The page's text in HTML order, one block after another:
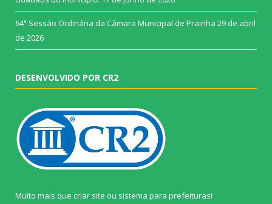
64ª Sessão Ordinária da Câmara Municipal de Prainha 29 de abril
de 2026
DESENVOLVIDO POR CR2
Muito mais que criar site ou sistema para prefeituras!